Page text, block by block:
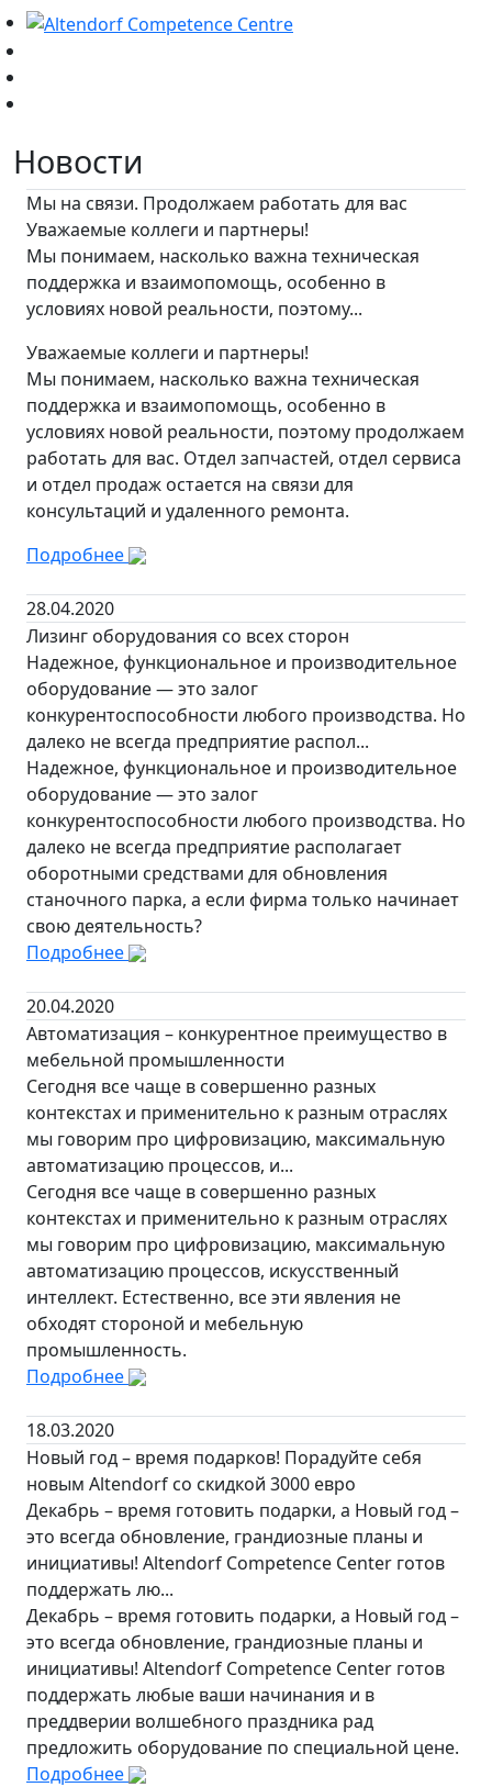
Новости
Мы на связи. Продолжаем работать для вас
Уважаемые коллеги и партнеры!
Мы понимаем, насколько важна техническая
поддержка и взаимопомощь, особенно в
условиях новой реальности, поэтому...
Уважаемые коллеги и партнеры!
Мы понимаем, насколько важна техническая
поддержка и взаимопомощь, особенно в
условиях новой реальности, поэтому продолжаем
работать для вас. Отдел запчастей, отдел сервиса
и отдел продаж остается на связи для
консультаций и удаленного ремонта.
Подробнее
28.04.2020
Лизинг оборудования со всех сторон
Надежное, функциональное и производительное
оборудование — это залог
конкурентоспособности любого производства. Но
далеко не всегда предприятие распол...
Надежное, функциональное и производительное
оборудование — это залог
конкурентоспособности любого производства. Но
далеко не всегда предприятие располагает
оборотными средствами для обновления
станочного парка, а если фирма только начинает
свою деятельность?
Подробнее
20.04.2020
Автоматизация – конкурентное преимущество в
мебельной промышленности
Сегодня все чаще в совершенно разных
контекстах и применительно к разным отраслях
мы говорим про цифровизацию, максимальную
автоматизацию процессов, и...
Сегодня все чаще в совершенно разных
контекстах и применительно к разным отраслях
мы говорим про цифровизацию, максимальную
автоматизацию процессов, искусственный
интеллект. Естественно, все эти явления не
обходят стороной и мебельную
промышленность.
Подробнее
18.03.2020
Новый год – время подарков! Порадуйте себя
новым Altendorf со скидкой 3000 евро
Декабрь – время готовить подарки, а Новый год –
это всегда обновление, грандиозные планы и
инициативы! Altendorf Competence Center готов
поддержать лю...
Декабрь – время готовить подарки, а Новый год –
это всегда обновление, грандиозные планы и
инициативы! Altendorf Competence Center готов
поддержать любые ваши начинания и в
преддверии волшебного праздника рад
предложить оборудование по специальной цене.
Подробнее